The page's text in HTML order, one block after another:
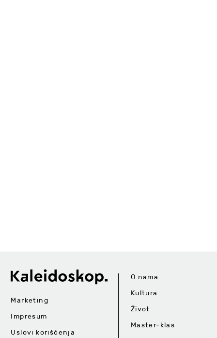
Marketing
Impresum
Uslovi korišćenja
O nama
Kultura
Život
Master-klas